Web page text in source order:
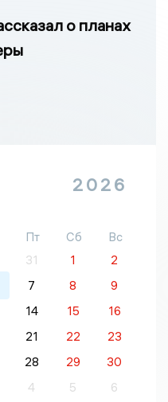
о планах
2026
Пт Сб
Вс
31 1
2
7 8
9
14 15
16
21 22
23
28 29
30
4 5 6